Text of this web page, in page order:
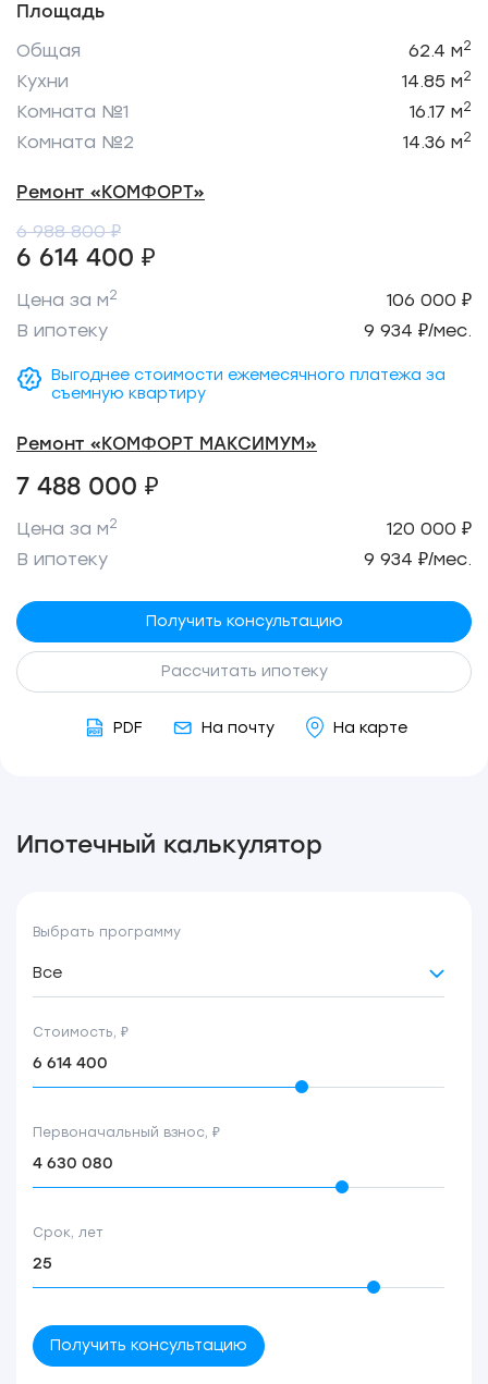
Площадь
Общая
62.4 м2
Кухни 14.85 м2
Комната №1 16.17 м2
Комната №2 14.36 м2
Ремонт «КОМФОРТ»
6 614 400 ₽
6 988 800 ₽
Цена за м2
106 000 ₽
В ипотеку
9 934 ₽/мес.
Выгоднее стоимости ежемесячного платежа за
съемную квартиру
Ремонт «КОМФОРТ МАКСИМУМ»
7 488 000 ₽
Цена за м2
120 000 ₽
В ипотеку
9 934 ₽/мес.
Получить консультацию
Рассчитать ипотеку
PDF На почту На карте
Ипотечный калькулятор
Выбрать программу
Все
Стоимость, ₽
Первоначальный взнос, ₽
Срок, лет
Получить консультацию